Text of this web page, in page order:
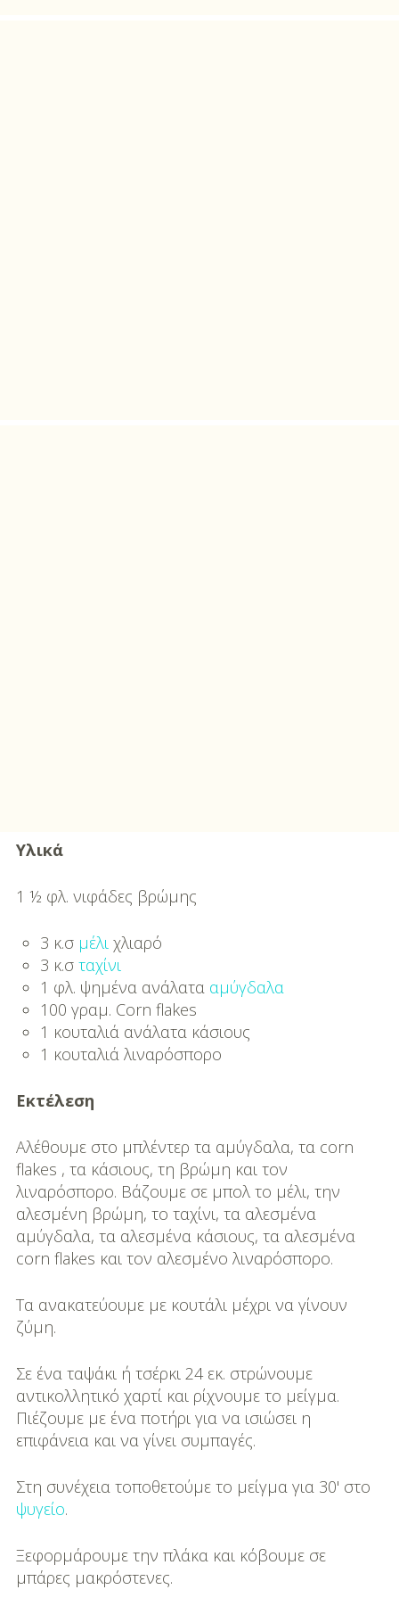
Υλικά
1 ½ φλ. νιφάδες βρώμης
3 κ.σ μέλι χλιαρό
3 κ.σ ταχίνι
1 φλ. ψημένα ανάλατα αμύγδαλα
100 γραμ. Corn flakes
1 κουταλιά ανάλατα κάσιους
1 κουταλιά λιναρόσπορο
Εκτέλεση
Αλέθουμε στο μπλέντερ τα αμύγδαλα, τα corn
flakes , τα κάσιους, τη βρώμη και τον
λιναρόσπορο. Βάζουμε σε μπολ το μέλι, την
αλεσμένη βρώμη, το ταχίνι, τα αλεσμένα
αμύγδαλα, τα αλεσμένα κάσιους, τα αλεσμένα
corn flakes και τον αλεσμένο λιναρόσπορο.
Τα ανακατεύουμε με κουτάλι μέχρι να γίνουν
ζύμη.
Σε ένα ταψάκι ή τσέρκι 24 εκ. στρώνουμε
αντικολλητικό χαρτί και ρίχνουμε το μείγμα.
Πιέζουμε με ένα ποτήρι για να ισιώσει η
επιφάνεια και να γίνει συμπαγές.
Στη συνέχεια τοποθετούμε το μείγμα για 30' στο
ψυγείο.
Ξεφορμάρουμε την πλάκα και κόβουμε σε
μπάρες μακρόστενες.